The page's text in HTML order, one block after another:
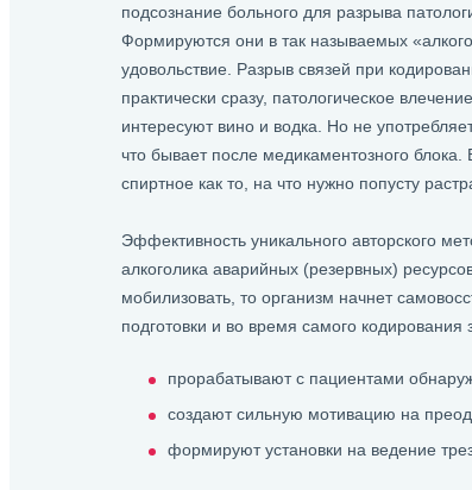
подсознание больного для разрыва
Формируются они в так называемых
удовольствие. Разрыв связей при
практически сразу, патологическое
интересуют вино и водка. Но не
что бывает после медикаментозного
спиртное как то, на что нужно попусту
Эффективность уникального авторского
алкоголика аварийных (резервных)
мобилизовать, то организм начнет
подготовки и во время самого
прорабатывают с пациентами
создают сильную мотивацию на
формируют установки на ведение